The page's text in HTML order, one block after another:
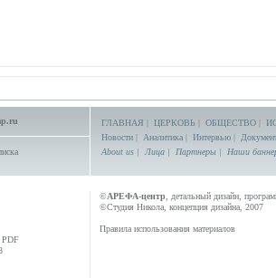
ГЛАВНАЯ | ЦЕРКОВЬ | ОБЩЕСТВО |
Новости | Аналитика | Интервью |
About us | Лица | Партнеры | Наши
PDF
©АРЕФА-центр , детальный дизайн,
©Студия Никола, концепция дизайна, 2007
Правила использования материалов